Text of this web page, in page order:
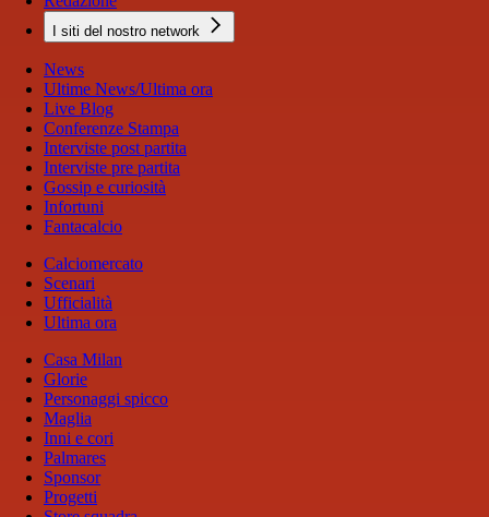
I siti del nostro network
News
Ultime News/Ultima ora
Live Blog
Conferenze Stampa
Interviste post partita
Interviste pre partita
Gossip e curiosità
Infortuni
Fantacalcio
Calciomercato
Scenari
Ufficialità
Ultima ora
Casa Milan
Glorie
Personaggi spicco
Maglia
Inni e cori
Palmares
Sponsor
Progetti